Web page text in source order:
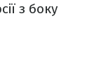
з боку